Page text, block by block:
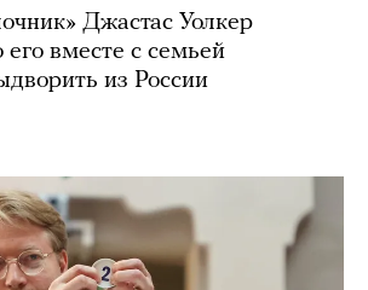
Джастас Уолкер
его вместе с семьей
из России